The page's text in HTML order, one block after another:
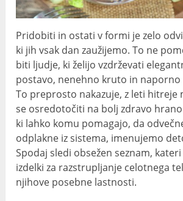
Pridobiti in ostati v formi je zelo
ki jih vsak dan zaužijemo. To ne
biti ljudje, ki želijo vzdrževati
postavo, nenehno kruto in
To preprosto nakazuje, z leti hitreje
se osredotočiti na bolj zdravo
ki lahko komu pomagajo, da
odplakne iz sistema, imenujemo
Spodaj sledi obsežen seznam,
izdelki za razstrupljanje celotnega
njihove posebne lastnosti.